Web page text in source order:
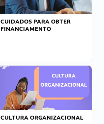
CUIDADOS PARA OBTER
FINANCIAMENTO
CULTURA ORGANIZACIONAL